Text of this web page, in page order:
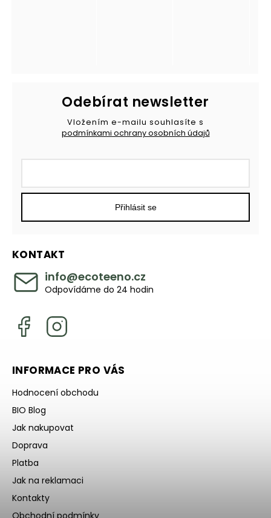
KONTAKT
info@ecoteeno.cz
Odpovídáme do 24 hodin
Odebírat newsletter
Vložením e-mailu souhlasíte s
podmínkami ochrany osobních údajů
Přihlásit se
INFORMACE PRO VÁS
Hodnocení obchodu
BIO Blog
Jak nakupovat
Doprava
Platba
Jak na reklamaci
Kontakty
Obchodní podmínky